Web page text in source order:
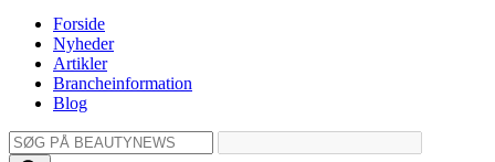
Forside
Nyheder
Artikler
Brancheinformation
Blog